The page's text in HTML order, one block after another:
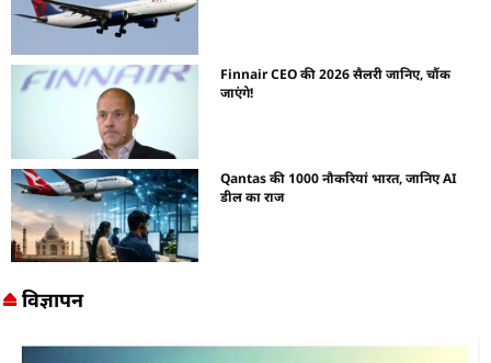
Finnair CEO की 2026 सैलरी जानिए, चौंक
जाएंगे!
Qantas की 1000 नौकरियां भारत, जानिए AI
डील का राज
विज्ञापन